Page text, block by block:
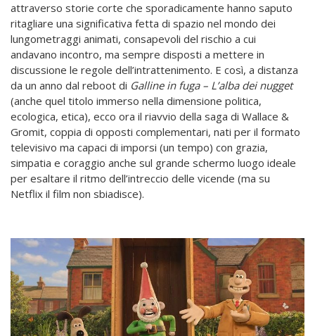
attraverso storie corte che sporadicamente hanno saputo
ritagliare una significativa fetta di spazio nel mondo dei
lungometraggi animati, consapevoli del rischio a cui
andavano incontro, ma sempre disposti a mettere in
discussione le regole dell’intrattenimento. E così, a distanza
da un anno dal reboot di Galline in fuga – L’alba dei nugget
(anche quel titolo immerso nella dimensione politica,
ecologica, etica), ecco ora il riavvio della saga di Wallace &
Gromit, coppia di opposti complementari, nati per il formato
televisivo ma capaci di imporsi (un tempo) con grazia,
simpatia e coraggio anche sul grande schermo luogo ideale
per esaltare il ritmo dell’intreccio delle vicende (ma su
Netflix il film non sbiadisce).